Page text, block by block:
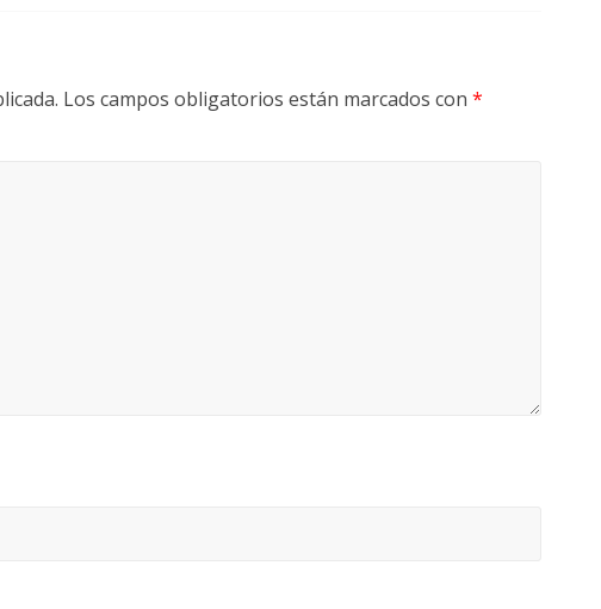
Los campos obligatorios están marcados con *